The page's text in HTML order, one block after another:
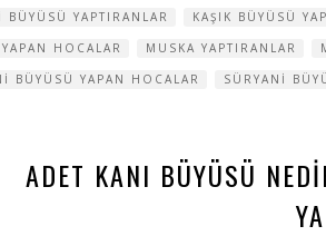
BÜYÜSÜ YAPTIRANLAR
KAŞIK BÜYÜSÜ
HOCALAR
MUSKA YAPTIRANLAR
BÜYÜSÜ YAPAN HOCALAR
SÜRYANI
ADET KANI BÜYÜSÜ